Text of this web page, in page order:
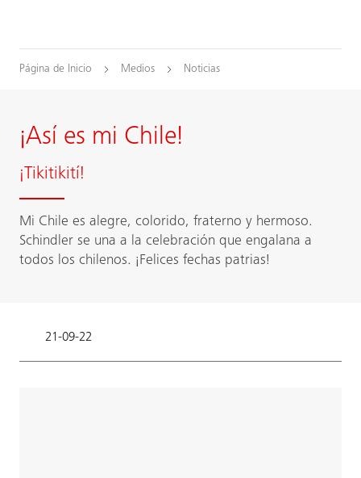
Página de Inicio Medios Noticias
¡Así es mi Chile!
¡Tikitikití!
Mi Chile es alegre, colorido, fraterno y hermoso.
Schindler se una a la celebración que engalana a
todos los chilenos. ¡Felices fechas patrias!
21-09-22